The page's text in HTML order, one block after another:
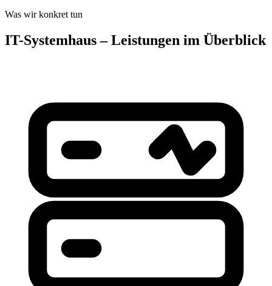
Was wir konkret tun
IT-Systemhaus – Leistungen im Überblick